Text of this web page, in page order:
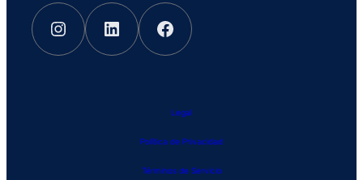
Instagram LinkedIn Facebook
Legal
Política de Privacidad
Términos de Servicio